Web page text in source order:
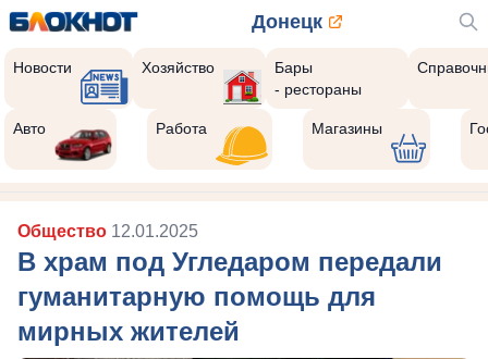
Донецк
Новости Хозяйство
Бары
- рестораны
Авто Работа Магазины
Общество 12.01.2025
В храм под Угледаром передали
гуманитарную помощь для
мирных жителей